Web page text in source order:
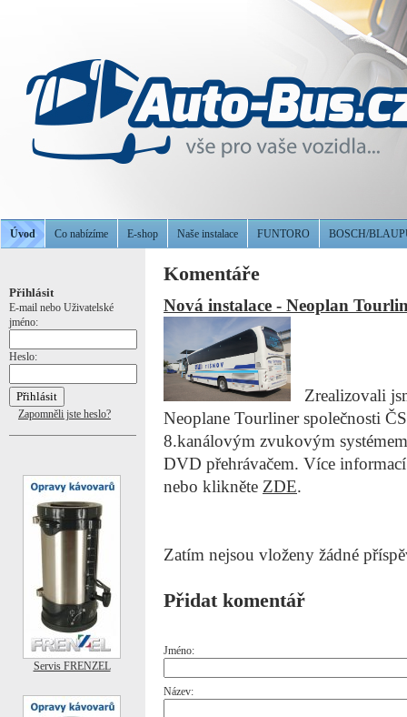
Úvod Co nabízíme E-shop Naše instalace FUNTORO BOSCH/
Přihlásit
E-mail nebo Uživatelské
jméno:
Heslo:
Zapomněli jste heslo?
Servis FRENZEL
Komentáře
Nová instalace - Neoplan
Zrealizovali
Neoplane Tourliner společnosti
8.kanálovým zvukovým
DVD přehrávačem. Více
nebo klikněte ZDE.
Zatím nejsou vloženy žádné
Přidat komentář
Jméno:
Název: